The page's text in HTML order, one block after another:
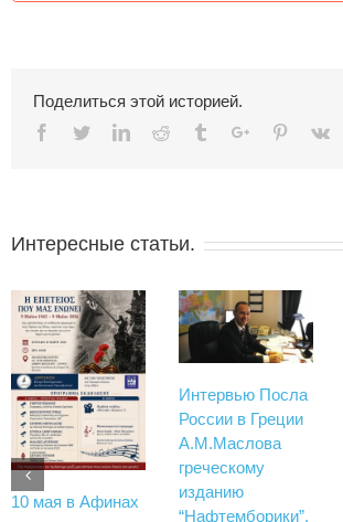
Поделиться этой историей.
Facebook
TwitterLinkedinReddit TumblrGoogle+Pinterest
Vk
Интересные статьи.
10 мая в Афинах
Интервью Посла
России в Греции
А.М.Маслова
греческому
изданию
“Нафтемборики”,